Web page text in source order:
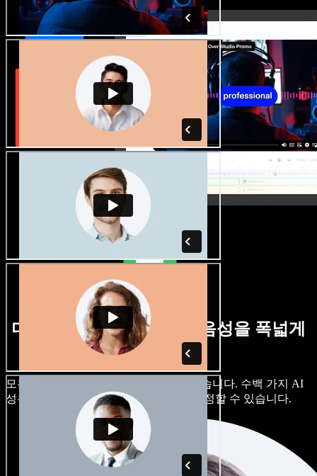
다양한 억양의 남성·여성 음성을 폭넓게
제공합니다
모든 프로젝트가 똑같이 들릴 필요는 없습니다. 수백 가지 AI
성우와 억양 중에서 고르고, 세부까지 조정할 수 있습니다.